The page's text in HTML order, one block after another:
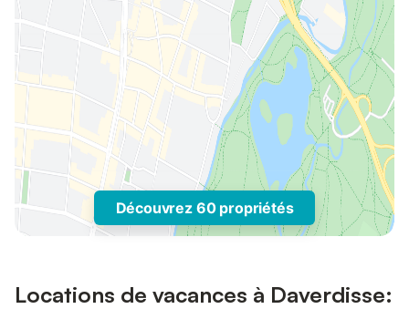
Découvrez 60 propriétés
Locations de vacances à Daverdisse: